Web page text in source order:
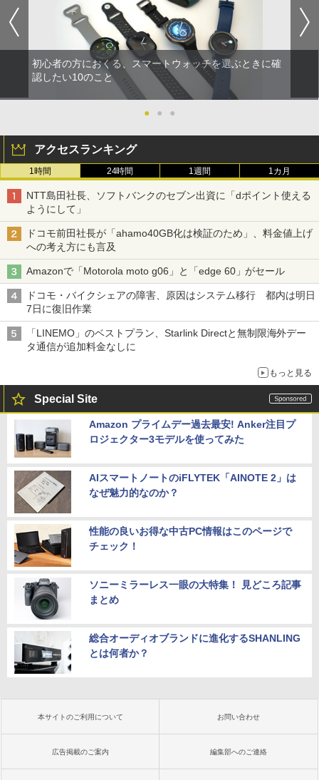
初心者の方におくる、スマートウォッチを選ぶときに確
認したい10のこと
● ● ●
アクセスランキング
1時間 24時間 1週間 1カ月
NTT島田社長、ソフトバンクのセブン出資に「dポイント使える
ようにして」
ドコモ前田社長が「ahamo40GB化は検証のため」、料金値上げ
への考え方にも言及
Amazonで「Motorola moto g06」と「edge 60」がセール
ドコモ・バイクシェアの障害、原因はシステム移行 都内は明日
7日に復旧作業
「LINEMO」のベストプラン、Starlink Directと無制限海外デー
タ通信が追加料金なしに
もっと見る
Special Site
Amazon プライムデー過去最安! Anker注目プ
ロジェクター3モデルを使ってみた
AIスマートノートのiFLYTEK「AINOTE 2」は
なぜ魅力的なのか？
性能の良いお得な中古PC情報はこのページで
チェック！
ソニーミラーレス一眼の大特集！ 見どころ記事
まとめ
総合オーディオブランドに進化するSHANLING
とは何者か？
本サイトのご利用について お問い合わせ
広告掲載のご案内 編集部へのご連絡